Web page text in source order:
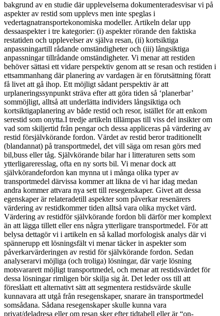
bakgrund av en studie där upplevelserna dokumenteradesvisar vi på
aspekter av restid som upplevs men inte speglas i
vedertagnatransportekonomiska modeller. Artikeln delar upp
dessaaspekter i tre kategorier: (i) aspekter rörande den faktiska
restatiden och upplevelser av själva resan, (ii) kortsiktiga
anpassningartill rådande omständigheter och (iii) långsiktiga
anpassningar tillrådande omständigheter. Vi menar att restiden
behöver sättasi ett vidare perspektiv genom att se resan och restiden i
ettsammanhang där planering av vardagen är en förutsättning föratt
få livet att gå ihop. Ett möjligt sådant perspektiv är att
urplaneringssynpunkt sträva efter att göra tiden så ‘planerbar’
sommöjligt, alltså att underlätta individers långsiktiga och
kortsiktigaplanering av både restid och resor, istället för att enkom
serestid som onytta.I tredje artikeln tillämpas till viss del insikter om
vad som skiljertid från pengar och dessa appliceras på värdering av
restid försjälvkörande fordon. Värdet av restid beror traditionellt
(blandannat) på transportmedel, det vill säga om resan görs med
bil,buss eller tåg. Självkörande bilar har i litteraturen setts som
ytterligareresslag, ofta en ny sorts bil. Vi menar dock att
självkörandefordon kan mynna ut i många olika typer av
transportmedel därvissa kommer att likna de vi har idag medan
andra kommer attvara nya sett till resegenskaper. Givet att dessa
egenskaper är relateradetill aspekter som påverkar resenärers
värdering av restidkommer tiden alltså vara olika mycket värd.
Värdering av restidför självkörande fordon bli därför mer komplext
än att lägga tillett eller ens några ytterligare transportmedel. För att
belysa dettagör vi i artikeln en så kallad morfologisk analys där vi
spännerupp ett lösningsfält vi menar täcker in aspekter som
påverkarvärderingen av restid för självkörande fordon. Sedan
analyserarvi möjliga (och troliga) lösningar, där varje lösning
motsvararett möjligt transportmedel, och menar att restidsvärdet för
dessa lösningar rimligen bör skilja sig åt. Det leder oss till att
föreslåatt ett alternativt sätt att segmentera restidsvärde skulle
kunnavara att utgå från resegenskaper, snarare än transportmedel
somsådana. Sådana resegenskaper skulle kunna vara
privat/deladresa eller om resan sker efter tidtabell eller är “on-